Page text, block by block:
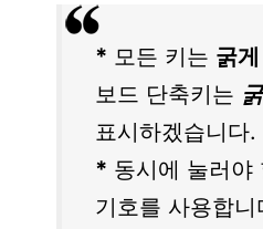
* 모든 키는 굵게
보드 단축키는
표시하겠습니다.
* 동시에 눌러야
기호를 사용합니